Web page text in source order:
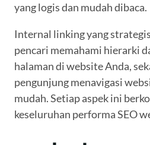
yang logis dan mudah dibaca.
Internal linking yang
pencari memahami hierarki
halaman di website Anda,
pengunjung menavigasi
mudah. Setiap aspek ini
keseluruhan performa SEO